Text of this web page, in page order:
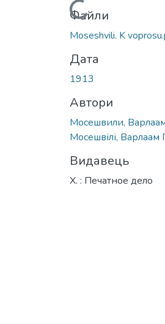
Вантажиться...
Файли
Moseshvili. K
Дата
1913
Автори
Мосешвили,
Мосешвілі, Варлаам
Видавець
Х. : Печатное дело